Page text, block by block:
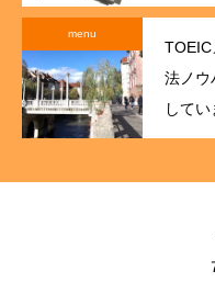
menu
法ノウ
してい